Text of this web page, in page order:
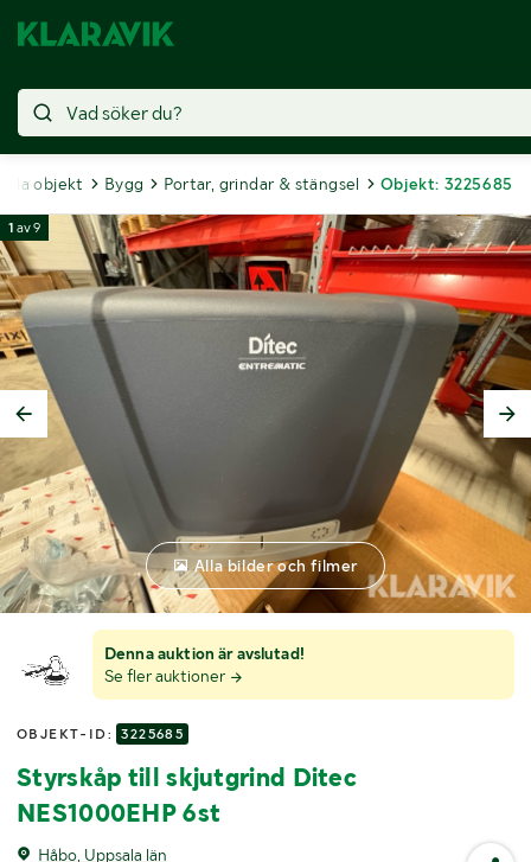
objekt Bygg Portar, grindar & stängsel Objekt: 3225685
Denna auktion är avslutad!
Se fler auktioner
OBJEKT-ID: 3225685
Styrskåp till skjutgrind Ditec
NES1000EHP 6st
Håbo, Uppsala län
1 av9
Alla bilder och filmer